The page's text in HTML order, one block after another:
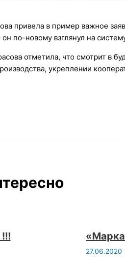
привела в пример важное
по-новому взглянул на
отметила, что смотрит в
укреплении
«Марка
27.06.2020